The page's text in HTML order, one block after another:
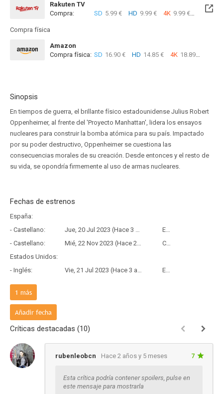
Rakuten TV
Compra:
SD 5.99 € HD 9.99 € 4K 9.99 €
Compra física
Amazon
Compra física: SD 16.90 € HD 14.85 € 4K 18.89 €
Sinopsis
En tiempos de guerra, el brillante físico estadounidense Julius Robert
Oppenheimer, al frente del 'Proyecto Manhattan', lidera los ensayos
nucleares para construir la bomba atómica para su país. Impactado
por su poder destructivo, Oppenheimer se cuestiona las
consecuencias morales de su creación. Desde entonces y el resto de
su vida, se opondría firmemente al uso de armas nucleares.
Fechas de estrenos
España:
- Castellano:
Jue, 20 Jul 2023 (Hace 3 años)
Estreno
- Castellano:
Mié, 22 Nov 2023 (Hace 2 años y 8 meses)
Copia Física
Estados Unidos:
- Inglés:
Vie, 21 Jul 2023 (Hace 3 años)
Estreno
Francia:
- Frances:
1 más
Añadir fecha
Críticas destacadas (10)
rubenleobcn Hace 2 años y 5 meses 7
Esta crítica podría contener spoilers, pulse en
este mensaje para mostrarla